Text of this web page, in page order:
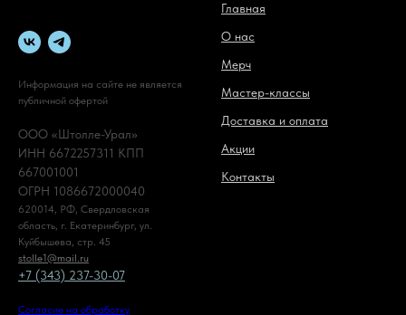
Информация на сайте не является
публичной офертой
ООО «Штолле-Урал»
ИНН 6672257311 КПП
667001001
ОГРН 1086672000040
620014, РФ, Свердловская
область, г. Екатеринбург, ул.
Куйбышева, стр. 45
stolle1@mail.ru
+7 (343) 237-30-07
Согласие на обработку
Главная
О нас
Мерч
Мастер-классы
Доставка и оплата
Акции
Контакты